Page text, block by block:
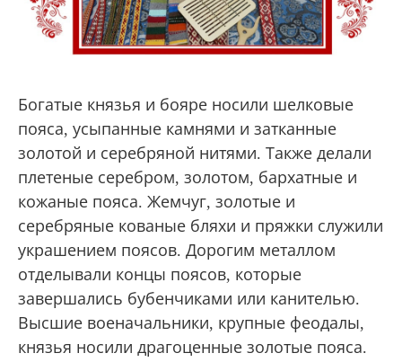
Богатые князья и бояре носили шелковые
пояса, усыпанные камнями и затканные
золотой и серебряной нитями. Также делали
плетеные серебром, золотом, бархатные и
кожаные пояса. Жемчуг, золотые и
серебряные кованые бляхи и пряжки служили
украшением поясов. Дорогим металлом
отделывали концы поясов, которые
завершались бубенчиками или канителью.
Высшие военачальники, крупные феодалы,
князья носили драгоценные золотые пояса.